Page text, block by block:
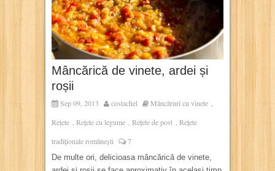
Mâncărică de vinete, ardei și
roșii
Sep 09, 2013 costachel Mâncăruri cu vinete
Rețete Rețete cu legume Rețete de post
Rețete
tradiționale românești
7
De multe ori, delicioasa mâncărică de vinete,